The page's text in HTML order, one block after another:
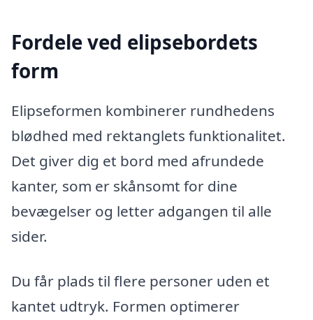
Fordele ved elipsebordets
form
Elipseformen kombinerer rundhedens
blødhed med rektanglets funktionalitet.
Det giver dig et bord med afrundede
kanter, som er skånsomt for dine
bevægelser og letter adgangen til alle
sider.
Du får plads til flere personer uden et
kantet udtryk. Formen optimerer